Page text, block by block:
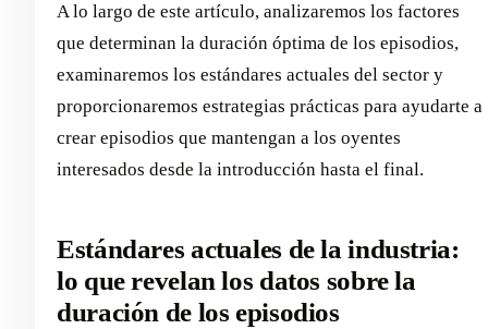
A lo largo de este artículo, analizaremos los factores
que determinan la duración óptima de los episodios,
examinaremos los estándares actuales del sector y
proporcionaremos estrategias prácticas para ayudarte a
crear episodios que mantengan a los oyentes
interesados desde la introducción hasta el final.
Estándares actuales de la industria:
lo que revelan los datos sobre la
duración de los episodios